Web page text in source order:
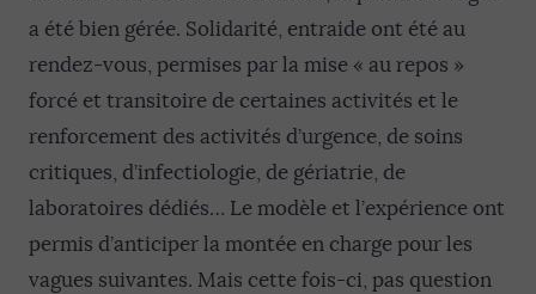
a été bien gérée. Solidarité, entraide ont été au
rendez-vous, permises par la mise « au repos »
forcé et transitoire de certaines activités et le
renforcement des activités d’urgence, de soins
critiques, d’infectiologie, de gériatrie, de
laboratoires dédiés… Le modèle et l’expérience ont
permis d’anticiper la montée en charge pour les
vagues suivantes. Mais cette fois-ci, pas question